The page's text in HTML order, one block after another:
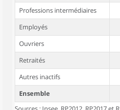
Professions intermédiaires
Employés
Ouvriers
Retraités
Autres inactifs
Ensemble